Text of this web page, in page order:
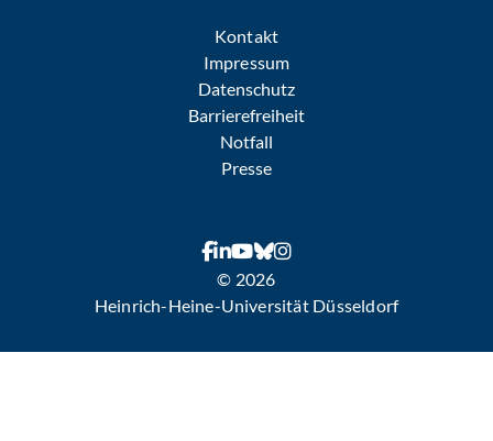
Kontakt
Impressum
Datenschutz
Barrierefreiheit
Notfall
Presse
© 2026
Heinrich-Heine-Universität Düsseldorf